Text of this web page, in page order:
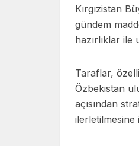
Kırgızistan
gündem
hazırlıklar
Taraflar,
Özbekistan
açısından
ilerletilmesine